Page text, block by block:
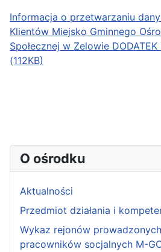
Informacja o przetwarzaniu
Klientów Miejsko Gminnego
Społecznej w Zelowie DODATEK
(112KB)
O ośrodku
Aktualności
Przedmiot działania i
Wykaz rejonów
pracowników socjalnych M-